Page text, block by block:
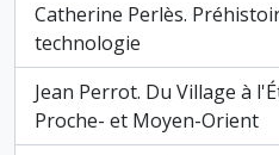
Catherine Perlès.
technologie
, 8 résultats
Jean Perrot. Du Village à
Proche- et Moyen-Orient
, 8 résultats